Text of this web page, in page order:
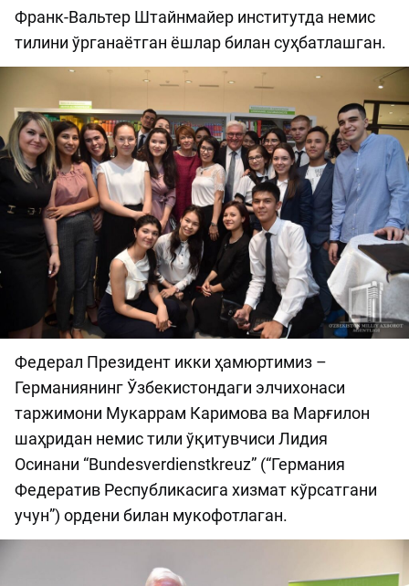
Франк-Вальтер Штайнмайер институтда немис
тилини ўрганаётган ёшлар билан суҳбатлашган.
Федерал Президент икки ҳамюртимиз –
Германиянинг Ўзбекистондаги элчихонаси
таржимони Мукаррам Каримова ва Марғилон
шаҳридан немис тили ўқитувчиси Лидия
Осинани “Bundesverdienstkreuz” (“Германия
Федератив Республикасига хизмат кўрсатгани
учун”) ордени билан мукофотлаган.